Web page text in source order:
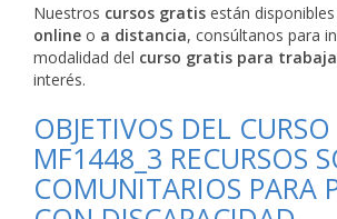
Nuestros cursos gratis están
online o a distancia, consúltanos para
modalidad del curso gratis para
interés.
OBJETIVOS DEL
MF1448_3 RECURSOS
COMUNITARIOS PARA